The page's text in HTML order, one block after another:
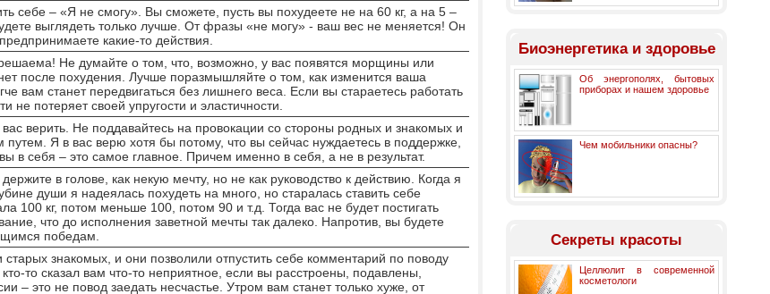
себе – «Я не смогу». Вы сможете, пусть вы похудеете не на 60 кг, а на 5 –
выглядеть только лучше. От фразы «не могу» - ваш вес не меняется! Он
какие-то действия.
Не думайте о том, что, возможно, у вас появятся морщины или
после похудения. Лучше поразмышляйте о том, как изменится ваша
вам станет передвигаться без лишнего веса. Если вы стараетесь работать
не потеряет своей упругости и эластичности.
верить. Не поддавайтесь на провокации со стороны родных и знакомых и
Я в вас верю хотя бы потому, что вы сейчас нуждаетесь в поддержке,
вы в себя – это самое главное. Причем именно в себя, а не в результат.
в голове, как некую мечту, но не как руководство к действию. Когда я
души я надеялась похудеть на много, но старалась ставить себе
100 кг, потом меньше 100, потом 90 и т.д. Тогда вас не будет постигать
что до исполнения заветной мечты так далеко. Напротив, вы будете
победам.
старых знакомых, и они позволили отпустить себе комментарий по поводу
то сказал вам что-то неприятное, если вы расстроены, подавлены,
– это не повод заедать несчастье. Утром вам станет только хуже, от
Биоэнергетика и здоровье
Об энергополях, бытовых
приборах и нашем здоровье
Чем мобильники опасны?
Секреты красоты
Целлюлит в современной
косметологи